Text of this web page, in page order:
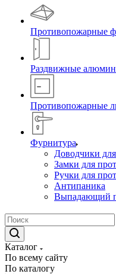
Противопожарные
Раздвижные
Противопожарные
Фурнитура
Доводчики
Замки для
Ручки для
Антипаника
Выпадающий
Каталог
По всему сайту
По каталогу